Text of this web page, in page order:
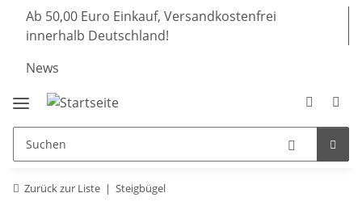
Ab 50,00 Euro Einkauf, Versandkostenfrei
innerhalb Deutschland!
News
Zurück zur Liste Steigbügel